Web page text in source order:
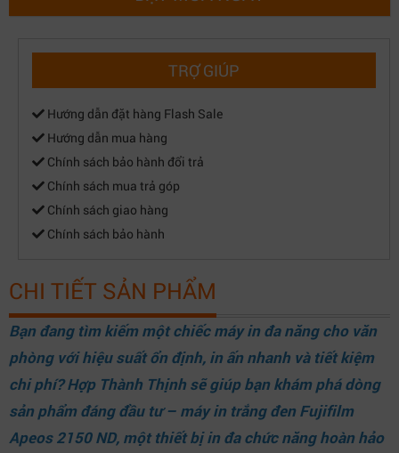
TRỢ GIÚP
Hướng dẫn đặt hàng Flash Sale
Hướng dẫn mua hàng
Chính sách bảo hành đổi trả
Chính sách mua trả góp
Chính sách giao hàng
Chính sách bảo hành
CHI TIẾT SẢN PHẨM
Bạn đang tìm kiếm một chiếc máy in đa năng cho văn
phòng với hiệu suất ổn định, in ấn nhanh và tiết kiệm
chi phí?Hợp Thành Thịnh sẽ giúp bạn khám phá dòng
sản phẩm đáng đầu tư – máy in trắng đen Fujifilm
Apeos 2150 ND, một thiết bị in đa chức năng hoàn hảo